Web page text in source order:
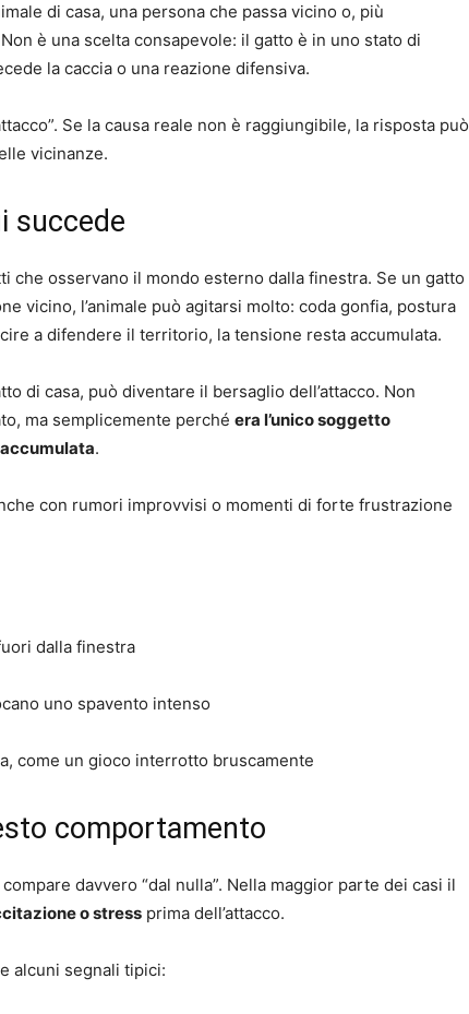
di casa, una persona che passa vicino o, più
è una scelta consapevole: il gatto è in uno stato di
la caccia o una reazione difensiva.
Se la causa reale non è raggiungibile, la risposta può
vicinanze.
succede
che osservano il mondo esterno dalla finestra. Se un gatto
vicino, l’animale può agitarsi molto: coda gonfia, postura
a difendere il territorio, la tensione resta accumulata.
di casa, può diventare il bersaglio dell’attacco. Non
ma semplicemente perché era l’unico soggetto
.
con rumori improvvisi o momenti di forte frustrazione
dalla finestra
uno spavento intenso
come un gioco interrotto bruscamente
comportamento
davvero “dal nulla”. Nella maggior parte dei casi il
o stress prima dell’attacco.
alcuni segnali tipici: